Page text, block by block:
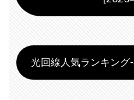
光回線人気ランキン